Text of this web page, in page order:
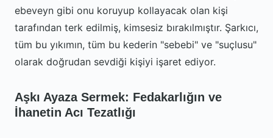
ebeveyn gibi onu koruyup kollayacak olan kişi
tarafından terk edilmiş, kimsesiz bırakılmıştır. Şarkıcı,
tüm bu yıkımın, tüm bu kederin "sebebi" ve "suçlusu"
olarak doğrudan sevdiği kişiyi işaret ediyor.
Aşkı Ayaza Sermek: Fedakarlığın ve
İhanetin Acı Tezatlığı